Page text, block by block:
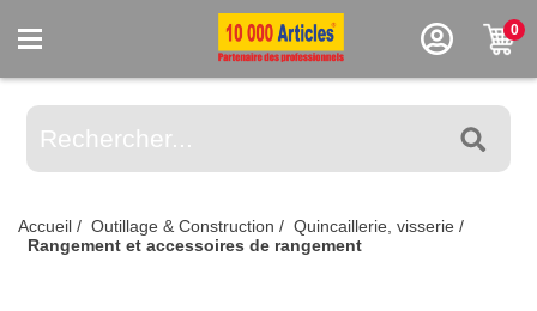
0
Accueil / Outillage & Construction / Quincaillerie, visserie /
Rangement et accessoires de rangement